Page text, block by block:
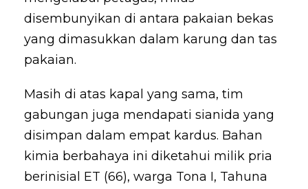
disembunyikan di antara pakaian bekas
yang dimasukkan dalam karung dan tas
pakaian.
Masih di atas kapal yang sama, tim
gabungan juga mendapati sianida yang
disimpan dalam empat kardus. Bahan
kimia berbahaya ini diketahui milik pria
berinisial ET (66), warga Tona I, Tahuna